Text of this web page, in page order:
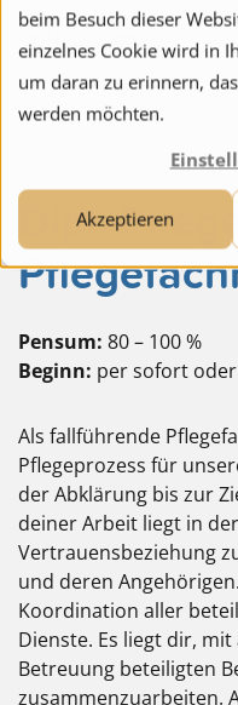
beim Besuch dieser
einzelnes Cookie wird in
um daran zu erinnern,
werden möchten.
Akzeptieren
to navigation
to the content
Dipl.
Pensum: 80 – 100 %
Beginn: per sofort
Als fallführende
Pflegeprozess für
der Abklärung bis zur
deiner Arbeit liegt in
Vertrauensbeziehung
und deren
Koordination aller
Dienste. Es liegt dir,
Betreuung beteiligten
zusammenzuarbeiten.